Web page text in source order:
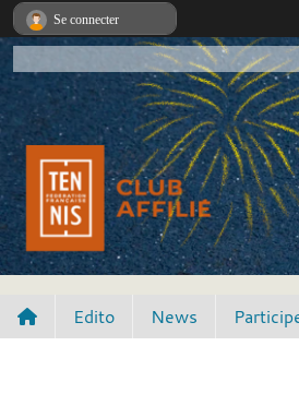
Edito News
Se connecter
Panneau de gestion des cookies